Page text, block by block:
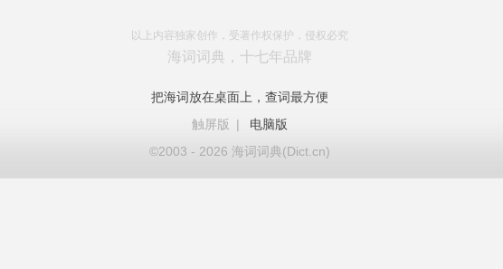
以上内容独家创作，受著作权保护，侵权必究
海词词典，十七年品牌
把海词放在桌面上，查词最方便
触屏版
|
电脑版
©2003 - 2026 海词词典(Dict.cn)